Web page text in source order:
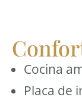
Cocina
Placa de